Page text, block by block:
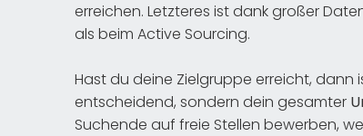
erreichen. Letzteres ist dank großer
als beim Active Sourcing.
Hast du deine Zielgruppe erreicht, dann
entscheidend, sondern dein gesamter
Suchende auf freie Stellen bewerben,